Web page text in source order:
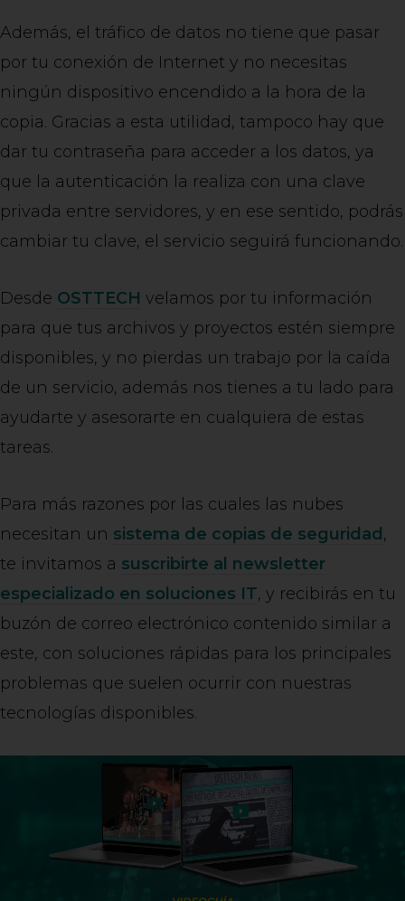
Además, el tráfico de datos no tiene que pasar
por tu conexión de Internet y no necesitas
ningún dispositivo encendido a la hora de la
copia. Gracias a esta utilidad, tampoco hay que
dar tu contraseña para acceder a los datos, ya
que la autenticación la realiza con una clave
privada entre servidores, y en ese sentido, podrás
cambiar tu clave, el servicio seguirá funcionando.
Desde OSTTECH velamos por tu información
para que tus archivos y proyectos estén siempre
disponibles, y no pierdas un trabajo por la caída
de un servicio, además nos tienes a tu lado para
ayudarte y asesorarte en cualquiera de estas
tareas.
Para más razones por las cuales las nubes
necesitan un sistema de copias de seguridad ,
te invitamos a suscribirte al newsletter
especializado en soluciones IT, y recibirás en tu
buzón de correo electrónico contenido similar a
este, con soluciones rápidas para los principales
problemas que suelen ocurrir con nuestras
tecnologías disponibles.